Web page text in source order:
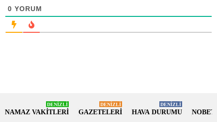
0 YORUM
NAMAZ VAKİTLERİ
DENİZLİ
GAZETELERİ
DENİZLİ
HAVA DURUMU
DENİZLİ